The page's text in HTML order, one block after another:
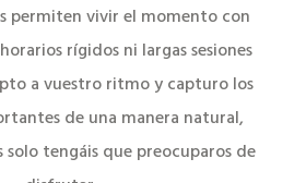
permiten vivir el momento con
rígidos ni largas sesiones
a vuestro ritmo y capturo los
de una manera natural,
solo tengáis que preocuparos de